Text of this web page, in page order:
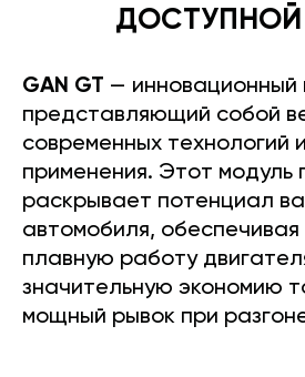
ДОСТУПНОЙ
GAN GT — инновационный
представляющий собой
современных технологий
применения. Этот модуль
раскрывает потенциал
автомобиля, обеспечивая
плавную работу
значительную экономию
мощный рывок при